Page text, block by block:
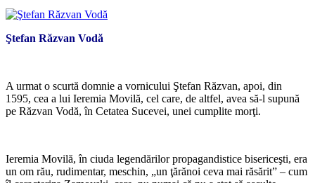
Ştefan Răzvan Vodă
A urmat o scurtă domnie a vornicului Ştefan Răzvan, apoi, din
1595, cea a lui Ieremia Movilă, cel care, de altfel, avea să-l supună
pe Răzvan Vodă, în Cetatea Sucevei, unei cumplite morţi.
Ieremia Movilă, în ciuda legendărilor propagandistice bisericeşti, era
un om rău, rudimentar, meschin, „un ţărănoi ceva mai răsărit” – cum